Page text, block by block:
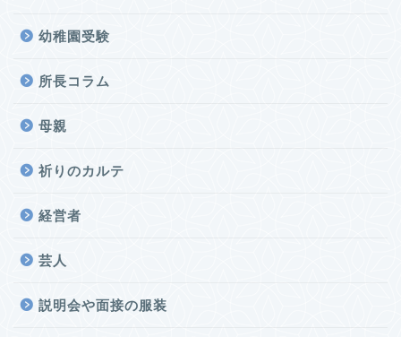
幼稚園受験
所長コラム
母親
祈りのカルテ
経営者
芸人
説明会や面接の服装